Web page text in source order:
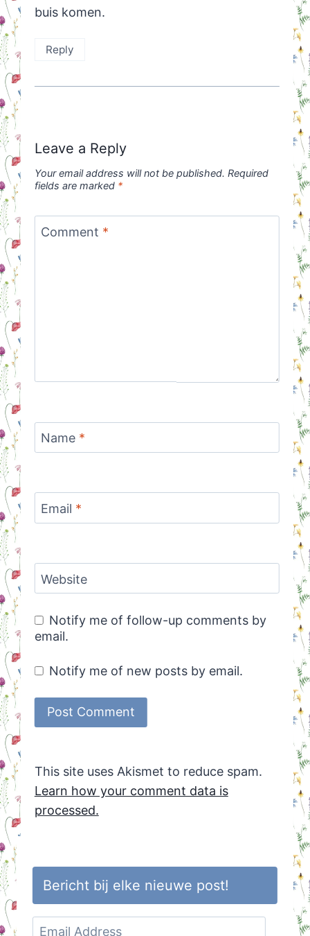
buis komen.
Reply
Leave a Reply
Your email address will not be published. Required
fields are marked *
Comment *
Name *
Email *
Website
Notify me of follow-up comments by
email.
Notify me of new posts by email.
This site uses Akismet to reduce spam.
Learn how your comment data is
processed.
Bericht bij elke nieuwe post!
Email